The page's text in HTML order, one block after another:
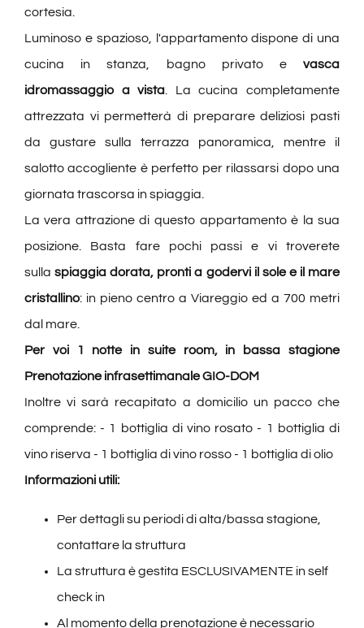
cortesia.
Luminoso e spazioso, l'appartamento dispone di una
cucina in stanza, bagno privato evasca
idromassaggio a vista . La cucina completamente
attrezzata vi permetterà di preparare deliziosi pasti
da gustare sulla terrazza panoramica, mentre il
salotto accogliente è perfetto per rilassarsi dopo una
giornata trascorsa in spiaggia.
La vera attrazione di questo appartamento è la sua
posizione. Basta fare pochi passi e vi troverete
sullaspiaggia dorata, pronti a godervi il sole e il mare
cristallino: in pieno centro a Viareggio ed a 700 metri
dal mare.
Per voi 1 notte in suite room, in bassa stagione
Prenotazione infrasettimanaleGIO-DOM
Inoltre vi sarà recapitato a domicilio un pacco che
comprende: - 1 bottiglia di vino rosato - 1 bottiglia di
vino riserva - 1 bottiglia di vino rosso - 1 bottiglia di olio
Informazioni utili:
Per dettagli su periodi di alta/bassa stagione,
contattare la struttura
La struttura è gestita ESCLUSIVAMENTE in self
check in
Al momento della prenotazione è necessario